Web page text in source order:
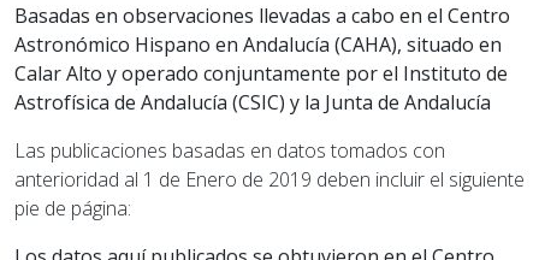
Basadas en observaciones llevadas a cabo en el Centro
Astronómico Hispano en Andalucía (CAHA), situado en
Calar Alto y operado conjuntamente por el Instituto de
Astrofísica de Andalucía (CSIC) y la Junta de Andalucía
Las publicaciones basadas en datos tomados con
anterioridad al 1 de Enero de 2019 deben incluir el siguiente
pie de página: